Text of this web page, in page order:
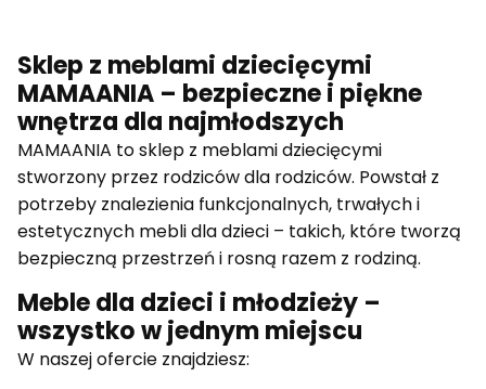
Sklep z meblami dziecięcymi
MAMAANIA – bezpieczne i piękne
wnętrza dla najmłodszych
MAMAANIA to sklep z meblami dziecięcymi
stworzony przez rodziców dla rodziców. Powstał z
potrzeby znalezienia funkcjonalnych, trwałych i
estetycznych mebli dla dzieci – takich, które tworzą
bezpieczną przestrzeń i rosną razem z rodziną.
Meble dla dzieci i młodzieży –
wszystko w jednym miejscu
W naszej ofercie znajdziesz: